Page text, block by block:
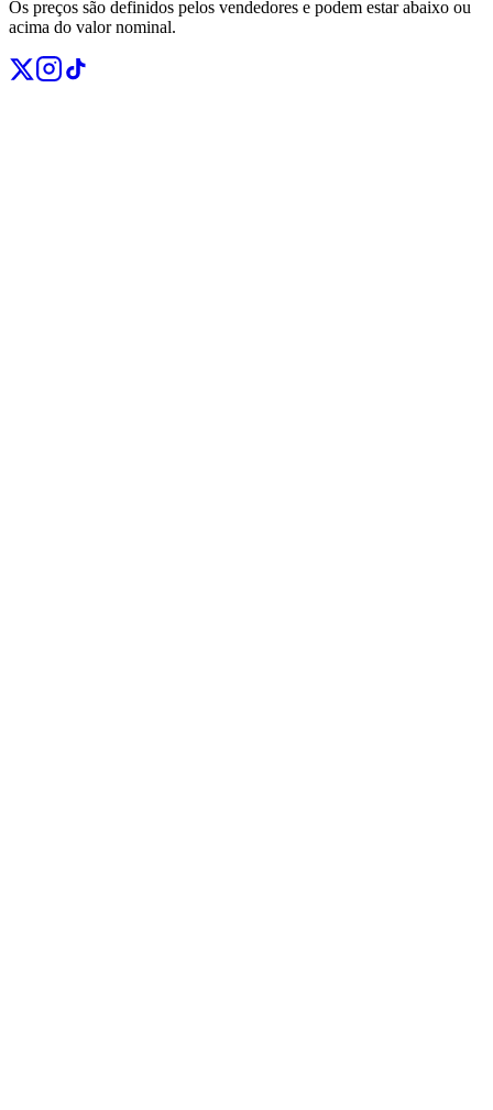
Os preços são definidos pelos vendedores e podem estar abaixo ou
acima do valor nominal.